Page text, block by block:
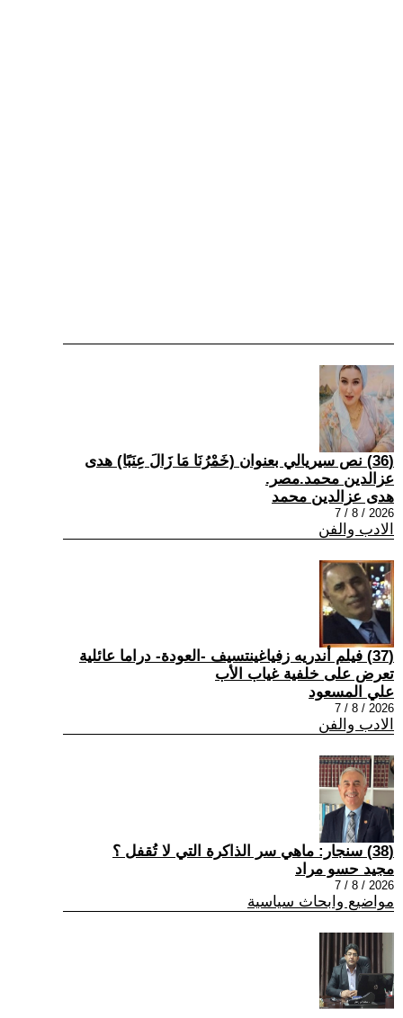
(36) نص سيريالي بعنوان (خَمْرُنَا مَا زَالَ عِنَبًا) هدى
عزالدين محمد.مصر.
هدى عزالدين محمد
2026 / 8 / 7
الادب والفن
(37) فيلم أندريه زفياغينتسيف -العودة- دراما عائلية
تعرض على خلفية غياب الأب
علي المسعود
2026 / 8 / 7
الادب والفن
(38) سنجار: ماهي سر الذاكرة التي لا تُقفل ؟
مجيد حسو مراد
2026 / 8 / 7
مواضيع وابحاث سياسية